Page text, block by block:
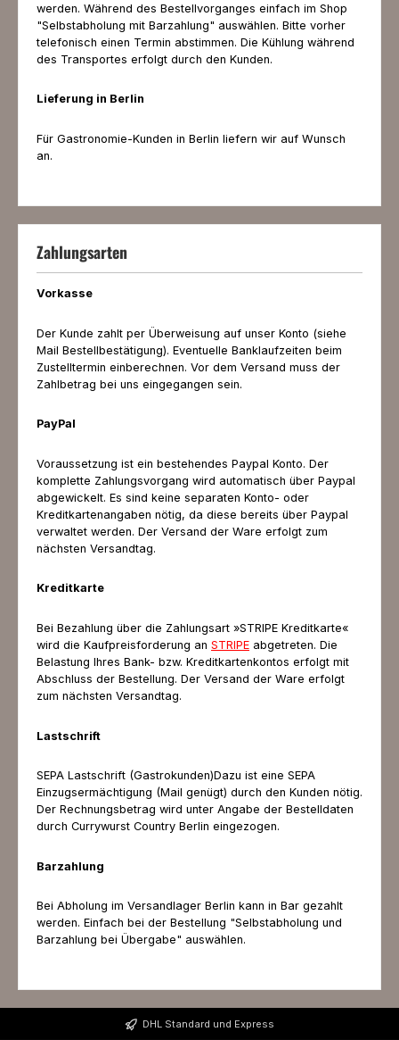
werden. Während des Bestellvorganges einfach im Shop
"Selbstabholung mit Barzahlung" auswählen. Bitte vorher
telefonisch einen Termin abstimmen. Die Kühlung während
des Transportes erfolgt durch den Kunden.
Lieferung in Berlin
Für Gastronomie-Kunden in Berlin liefern wir auf Wunsch
an.
Zahlungsarten
Vorkasse
Der Kunde zahlt per Überweisung auf unser Konto (siehe
Mail Bestellbestätigung). Eventuelle Banklaufzeiten beim
Zustelltermin einberechnen. Vor dem Versand muss der
Zahlbetrag bei uns eingegangen sein.
PayPal
Voraussetzung ist ein bestehendes Paypal Konto. Der
komplette Zahlungsvorgang wird automatisch über Paypal
abgewickelt. Es sind keine separaten Konto- oder
Kreditkartenangaben nötig, da diese bereits über Paypal
verwaltet werden. Der Versand der Ware erfolgt zum
nächsten Versandtag.
Kreditkarte
Bei Bezahlung über die Zahlungsart »STRIPE Kreditkarte«
wird die Kaufpreisforderung an STRIPE abgetreten. Die
Belastung Ihres Bank- bzw. Kreditkartenkontos erfolgt mit
Abschluss der Bestellung. Der Versand der Ware erfolgt
zum nächsten Versandtag.
Lastschrift
SEPA Lastschrift (Gastrokunden)Dazu ist eine SEPA
Einzugsermächtigung (Mail genügt) durch den Kunden nötig.
Der Rechnungsbetrag wird unter Angabe der Bestelldaten
durch Currywurst Country Berlin eingezogen.
Barzahlung
Bei Abholung im Versandlager Berlin kann in Bar gezahlt
werden. Einfach bei der Bestellung "Selbstabholung und
Barzahlung bei Übergabe" auswählen.
DHL Standard und Express